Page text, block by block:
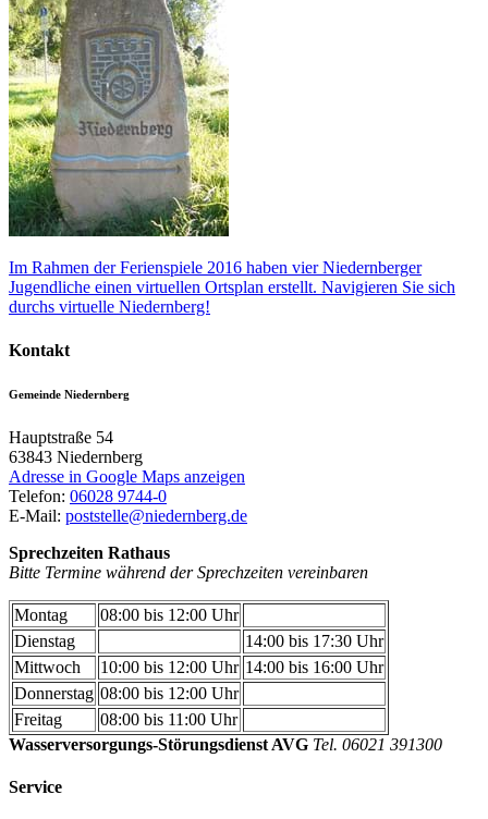
Im Rahmen der Ferienspiele 2016 haben vier Niedernberger
Jugendliche einen virtuellen Ortsplan erstellt. Navigieren Sie sich
durchs virtuelle Niedernberg!
Kontakt
Gemeinde Niedernberg
Hauptstraße 54
63843 Niedernberg
Adresse in Google Maps anzeigen
Telefon: 06028 9744-0
E-Mail: poststelle@niedernberg.de
Sprechzeiten Rathaus
Bitte Termine während der Sprechzeiten vereinbaren
Montag
08:00 bis 12:00 Uhr
Dienstag
14:00 bis 17:30 Uhr
Mittwoch
10:00 bis 12:00 Uhr 14:00 bis 16:00 Uhr
Donnerstag 08:00 bis 12:00 Uhr
Freitag
08:00 bis 11:00 Uhr
Wasserversorgungs-Störungsdienst AVG Tel. 06021 391300
Service